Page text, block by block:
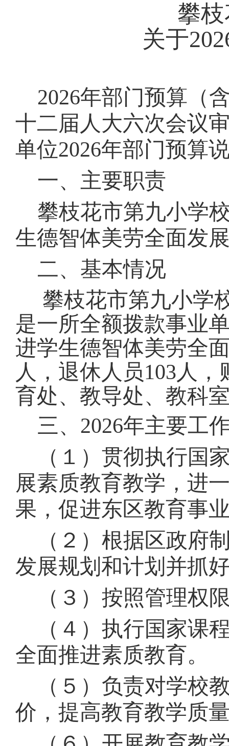
攀
关于
2026年部门预算（
十二届人大六次会议
单位2026年部门预算
一、主要职责
攀枝花市第九小学
生德智体美劳全面发
二、基本情况
攀枝花市第九小学
是一所全额拨款事业
进学生德智体美劳全
人，退休人员103人，
育处、教导处、教科
三、2026年主要工
（１）贯彻执行国
展素质教育教学，进
果，促进东区教育事
（２）根据区政府
发展规划和计划并抓
（３）按照管理权
（４）执行国家课
全面推进素质教育。
（５）负责对学校
价，提高教育教学质